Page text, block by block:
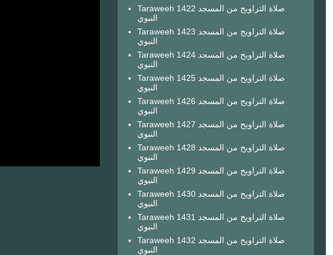
Taraweeh 1422 صلاة التراويح من المسجد
النبوي
Taraweeh 1423 صلاة التراويح من المسجد
النبوي
Taraweeh 1424 صلاة التراويح من المسجد
النبوي
Taraweeh 1425 صلاة التراويح من المسجد
النبوي
Taraweeh 1426 صلاة التراويح من المسجد
النبوي
Taraweeh 1427 صلاة التراويح من المسجد
النبوي
Taraweeh 1428 صلاة التراويح من المسجد
النبوي
Taraweeh 1429 صلاة التراويح من المسجد
النبوي
Taraweeh 1430 صلاة التراويح من المسجد
النبوي
Taraweeh 1431 صلاة التراويح من المسجد
النبوي
Taraweeh 1432 صلاة التراويح من المسجد
النبوي